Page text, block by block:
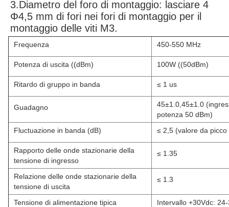
3.Diametro del foro di montaggio: lasciare 4
Φ4,5 mm di fori nei fori di montaggio per il
montaggio delle viti M3.
Frequenza 450-550 MHz
Potenza di uscita ((dBm) 100W ((50dBm)
Ritardo di gruppo in banda ≤ 1 us
Guadagno
45±1.0,45±1.0
potenza 50 dBm)
Fluctuazione in banda (dB)
≤ 2,5 (valore da picco
Rapporto delle onde stazionarie della
tensione di ingresso
≤ 1.35
Relazione delle onde stazionarie della
tensione di uscita
≤ 1.3
Tensione di alimentazione tipica Intervallo +30Vdc: